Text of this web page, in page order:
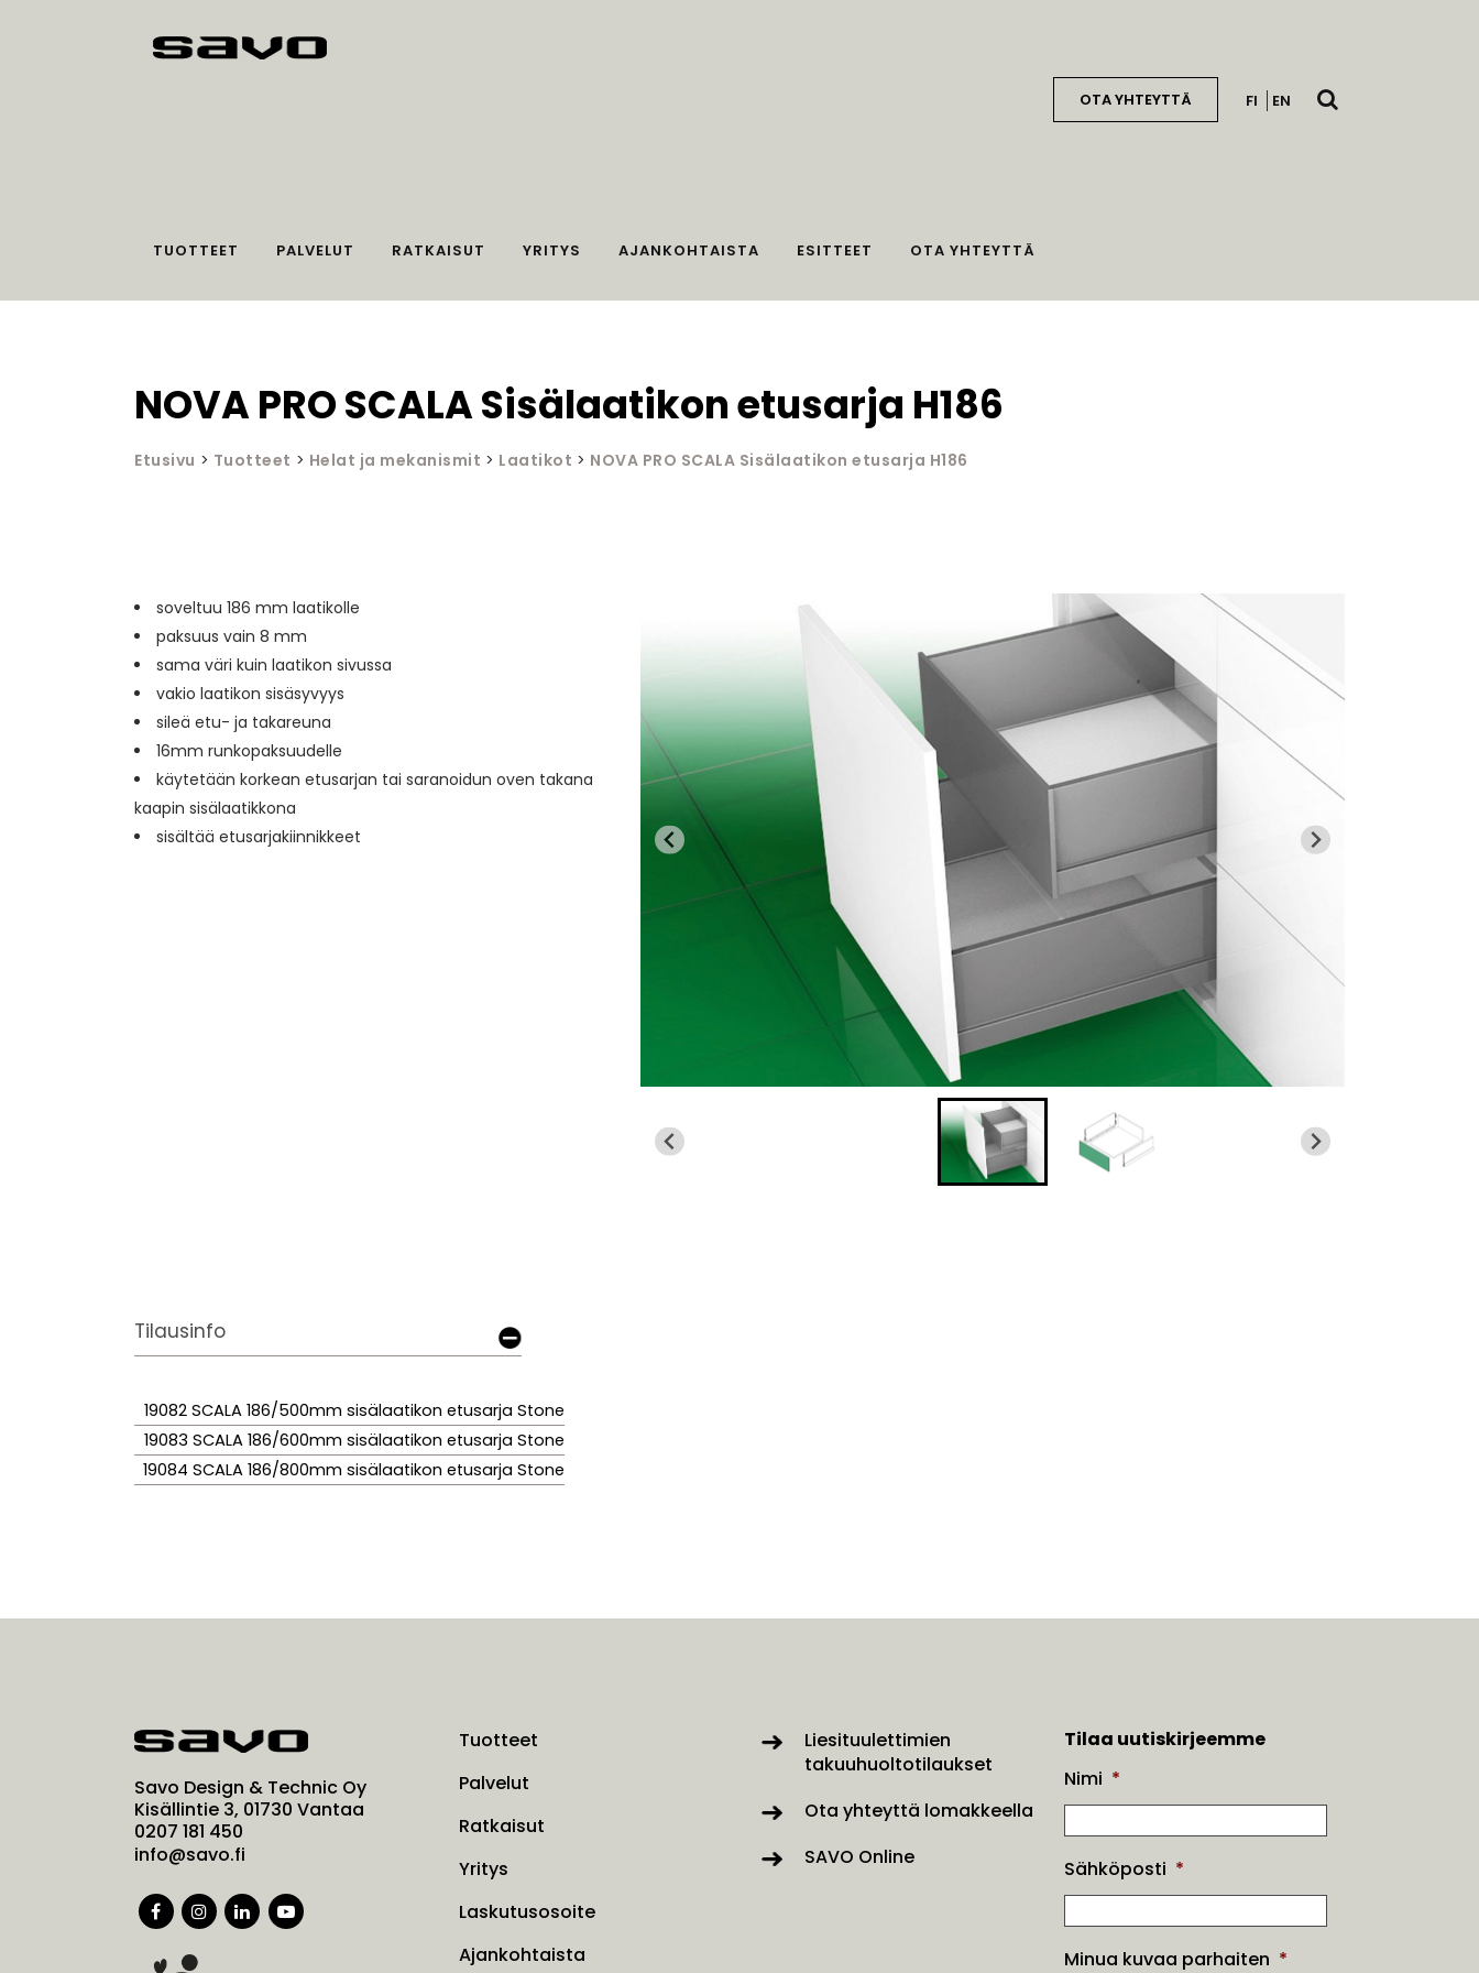
OTA YHTEYTTÄ FI EN
Avaa
TUOTTEET PALVELUT RATKAISUT YRITYS AJANKOHTAISTA ESITTEET OTA YHTEYTTÄ
NOVA PRO SCALA Sisälaatikon etusarja H186
Etusivu > Tuotteet > Helat ja mekanismit > Laatikot > NOVA PRO SCALA Sisälaatikon etusarja H186
soveltuu 186 mm laatikolle
paksuus vain 8 mm
sama väri kuin laatikon sivussa
vakio laatikon sisäsyvyys
sileä etu- ja takareuna
16mm runkopaksuudelle
käytetään korkean etusarjan tai saranoidun oven takana
kaapin sisälaatikkona
sisältää etusarjakiinnikkeet
Tilausinfo
19082 SCALA 186/500mm sisälaatikon etusarja Stone
19083 SCALA 186/600mm sisälaatikon etusarja Stone
19084 SCALA 186/800mm sisälaatikon etusarja Stone
Savo Design & Technic Oy
Kisällintie 3, 01730 Vantaa
0207 181 450
info@savo.fi
Tuotteet
Palvelut
Ratkaisut
Yritys
Laskutusosoite
Ajankohtaista
Liesituulettimien
takuuhuoltotilaukset
Ota yhteyttä lomakkeella
SAVO Online
Tilaa uutiskirjeemme
Nimi *
Sähköposti *
Minua kuvaa parhaiten *